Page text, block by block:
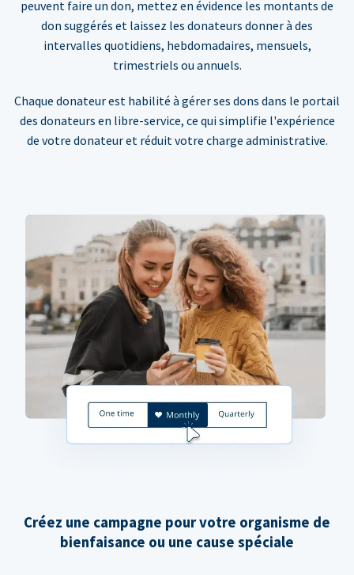
peuvent faire un don, mettez en évidence les montants de
don suggérés et laissez les donateurs donner à des
intervalles quotidiens, hebdomadaires, mensuels,
trimestriels ou annuels.
Chaque donateur est habilité à gérer ses dons dans le portail
des donateurs en libre-service, ce qui simplifie l'expérience
de votre donateur et réduit votre charge administrative.
Créez une campagne pour votre organisme de
bienfaisance ou une cause spéciale